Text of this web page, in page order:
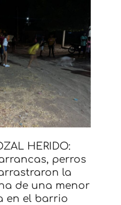
HERIDO:
perros
la
de una menor
en el barrio